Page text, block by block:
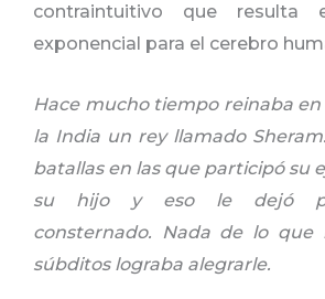
contraintuitivo que resulta
exponencial para el cerebro
Hace mucho tiempo reinaba
la India un rey llamado
batallas en las que participó su
su hijo y eso le dejó
consternado. Nada de lo que
súbditos lograba alegrarle.